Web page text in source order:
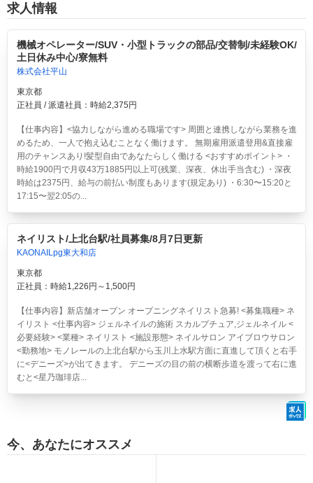
求人情報
機械オペレーター/SUV・小型トラックの部品/交替制/未経験OK/
土日休み中心/寮無料
株式会社平山
東京都
正社員 / 派遣社員：時給2,375円
【仕事内容】<協力しながら進める職場です> 周囲と連携しながら業務を進
めるため、一人で抱え込むことなく働けます。 無期雇用派遣登用&直接雇
用のチャンスあり!髪型自由であなたらしく働ける <おすすめポイント> ・
時給1900円で月収43万1885円以上可(残業、深夜、休出手当含む) ・深夜
時給は2375円、給与の前払い制度もあります(規定あり) ・6:30〜15:20と
17:15〜翌2:05の...
ネイリスト/上北台駅/社員募集/8月7日更新
KAONAILpg東大和店
東京都
正社員：時給1,226円～1,500円
【仕事内容】新店舗オープン オープニングネイリスト急募! <募集職種> ネ
イリスト <仕事内容> ジェルネイルの施術 スカルプチュア,ジェルネイル <
必要経験> <業種> ネイリスト <施設形態> ネイルサロン アイブロウサロン
<勤務地> モノレールの上北台駅から玉川上水駅方面に直進して頂くと右手
に<デニーズ>が出てきます。 デニーズの目の前の横断歩道を渡って右に進
むと<星乃珈琲店...
今、あなたにオススメ